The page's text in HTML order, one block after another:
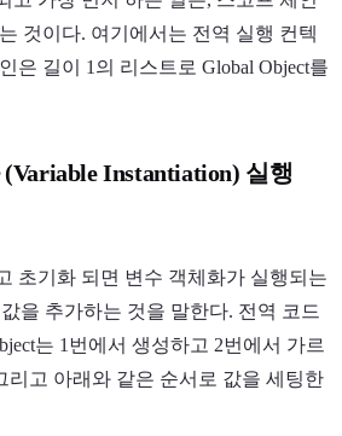
것이다. 여기에서는 전역 실행 컨텍
은 길이 1의 리스트로 Global Object를
Instantiation) 실행
초기화 되면 변수 객체화가 실행되는
을 추가하는 것을 말한다. 전역 코드
는 1번에서 생성하고 2번에서 가르
리고 아래와 같은 순서로 값을 세팅한